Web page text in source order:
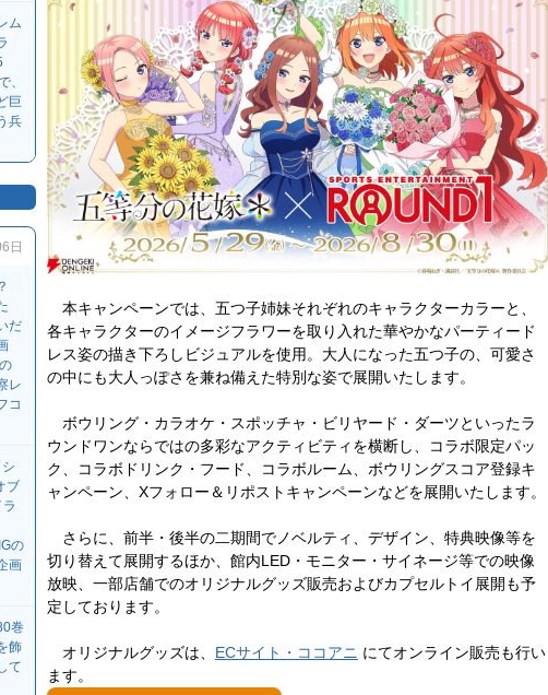
本キャンペーンでは、五つ子姉妹それぞれのキャラクターカラーと、
各キャラクターのイメージフラワーを取り入れた華やかなパーティード
レス姿の描き下ろしビジュアルを使用。大人になった五つ子の、可愛さ
の中にも大人っぽさを兼ね備えた特別な姿で展開いたします。
ボウリング・カラオケ・スポッチャ・ビリヤード・ダーツといったラ
ウンドワンならではの多彩なアクティビティを横断し、コラボ限定パッ
ク、コラボドリンク・フード、コラボルーム、ボウリングスコア登録キ
ャンペーン、Xフォロー＆リポストキャンペーンなどを展開いたします。
さらに、前半・後半の二期間でノベルティ、デザイン、特典映像等を
切り替えて展開するほか、館内LED・モニター・サイネージ等での映像
放映、一部店舗でのオリジナルグッズ販売およびカプセルトイ展開も予
定しております。
オリジナルグッズは、 ECサイト・ココアニ にてオンライン販売も行い
ます。
ム
、
巨
兵
日
だ
レ
コ
ブ
の
画
巻
飾
て